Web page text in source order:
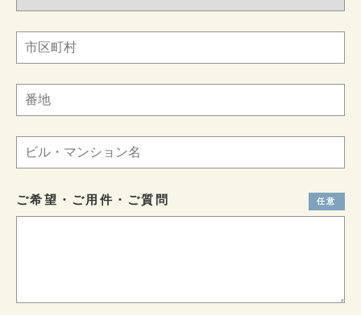
ご希望・ご用件・ご質問